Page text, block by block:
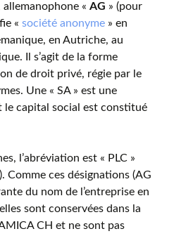
« AG » (pour
« société anonyme » en
en Autriche, au
Il s’agit de la forme
de droit privé, régie par le
Une « SA » est une
le capital social est constitué
l’abréviation est « PLC »
). Comme ces désignations (AG
du nom de l’entreprise en
sont conservées dans la
CH et ne sont pas